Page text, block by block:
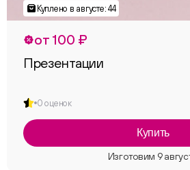
от 100 ₽
Презентации
0 оценок
Купить